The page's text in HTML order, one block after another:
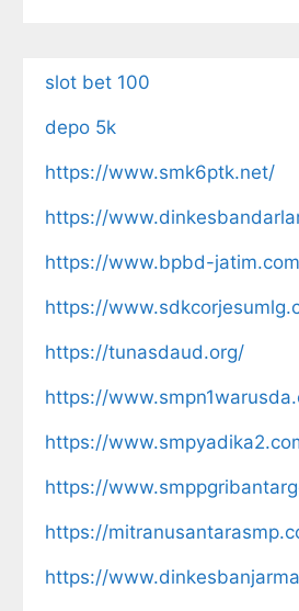
slot bet 100
depo 5k
https://www.smk6ptk.net/
https://
https://www.bpbd-
https://
https://tunasdaud.org/
https://
https://
https://
https://
https://